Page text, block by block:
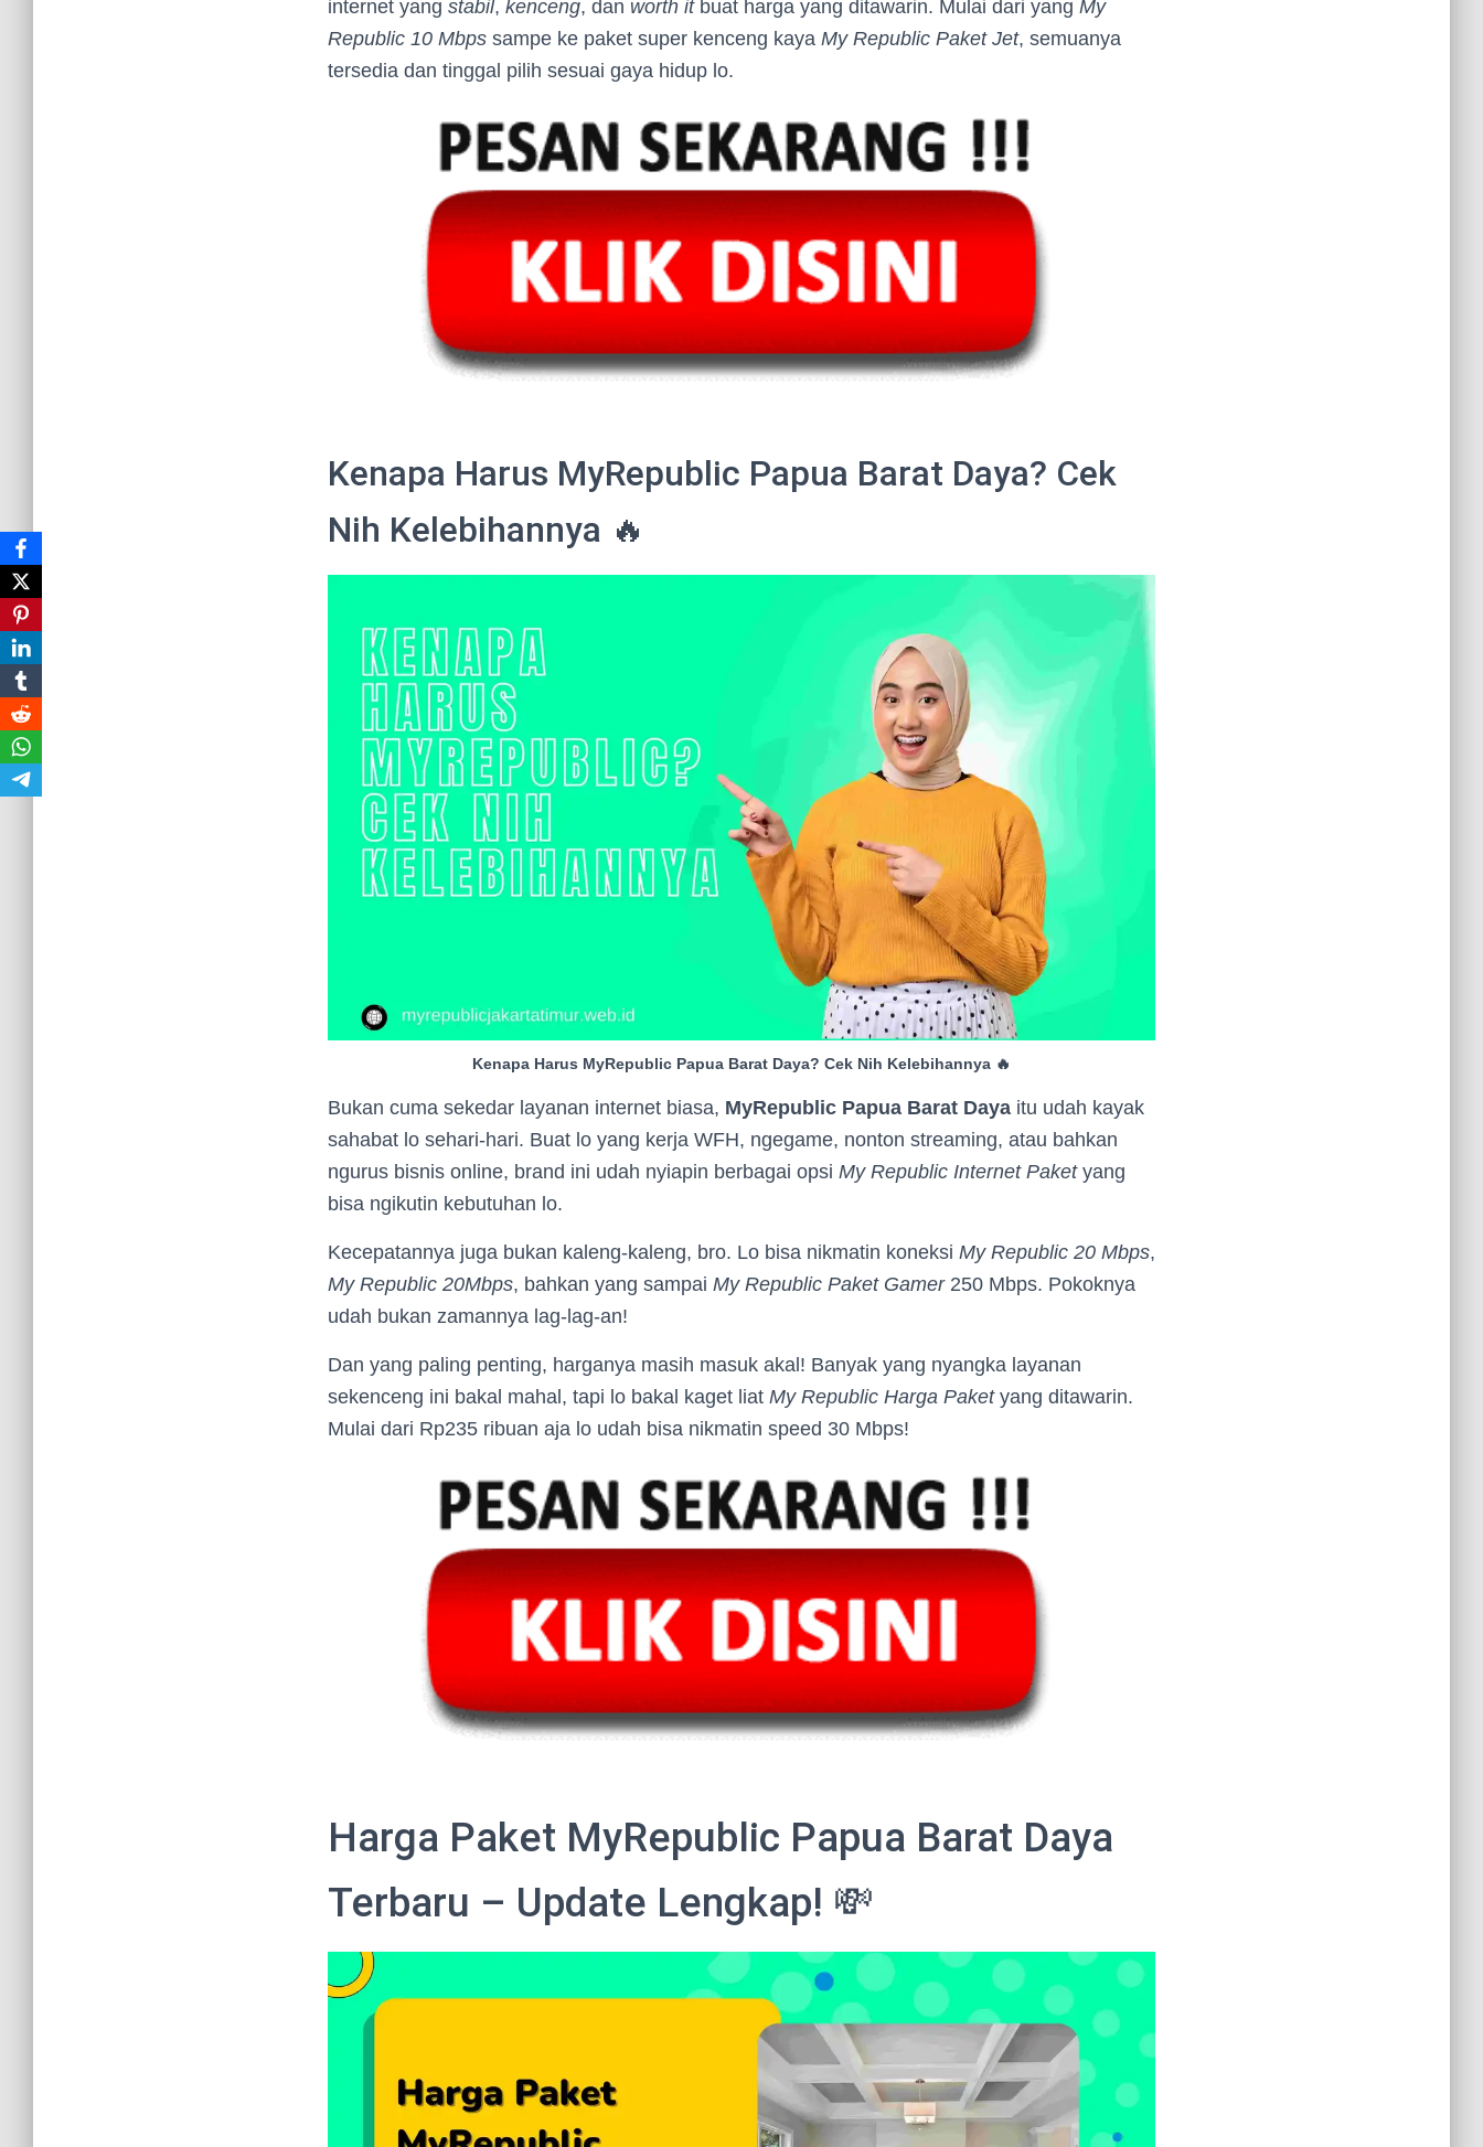
internet yang stabil, kenceng, dan worth itbuat harga yang ditawarin. Mulai dari yang My
Republic 10 Mbps sampe ke paket super kenceng kaya My Republic Paket Jet, semuanya
tersedia dan tinggal pilih sesuai gaya hidup lo.
Kenapa Harus MyRepublic Papua Barat Daya? Cek
Nih Kelebihannya 🔥
Kenapa Harus MyRepublic Papua Barat Daya? Cek Nih Kelebihannya 🔥
Bukan cuma sekedar layanan internet biasa, MyRepublic Papua Barat Daya itu udah kayak
sahabat lo sehari-hari. Buat lo yang kerja WFH, ngegame, nonton streaming, atau bahkan
ngurus bisnis online, brand ini udah nyiapin berbagai opsi My Republic Internet Paketyang
bisa ngikutin kebutuhan lo.
Kecepatannya juga bukan kaleng-kaleng, bro. Lo bisa nikmatin koneksi My Republic 20 Mbps,
My Republic 20Mbps, bahkan yang sampai My Republic Paket Gamer250 Mbps. Pokoknya
udah bukan zamannya lag-lag-an!
Dan yang paling penting, harganya masih masuk akal! Banyak yang nyangka layanan
sekenceng ini bakal mahal, tapi lo bakal kaget liat My Republic Harga Paketyang ditawarin.
Mulai dari Rp235 ribuan aja lo udah bisa nikmatin speed 30 Mbps!
Harga Paket MyRepublic Papua Barat Daya
Terbaru – Update Lengkap! 💸